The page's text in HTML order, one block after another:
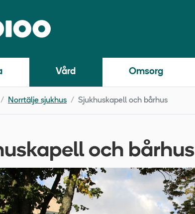
Vård Omsorg
Norrtälje sjukhus Sjukhuskapell och bårhus
och bårhus